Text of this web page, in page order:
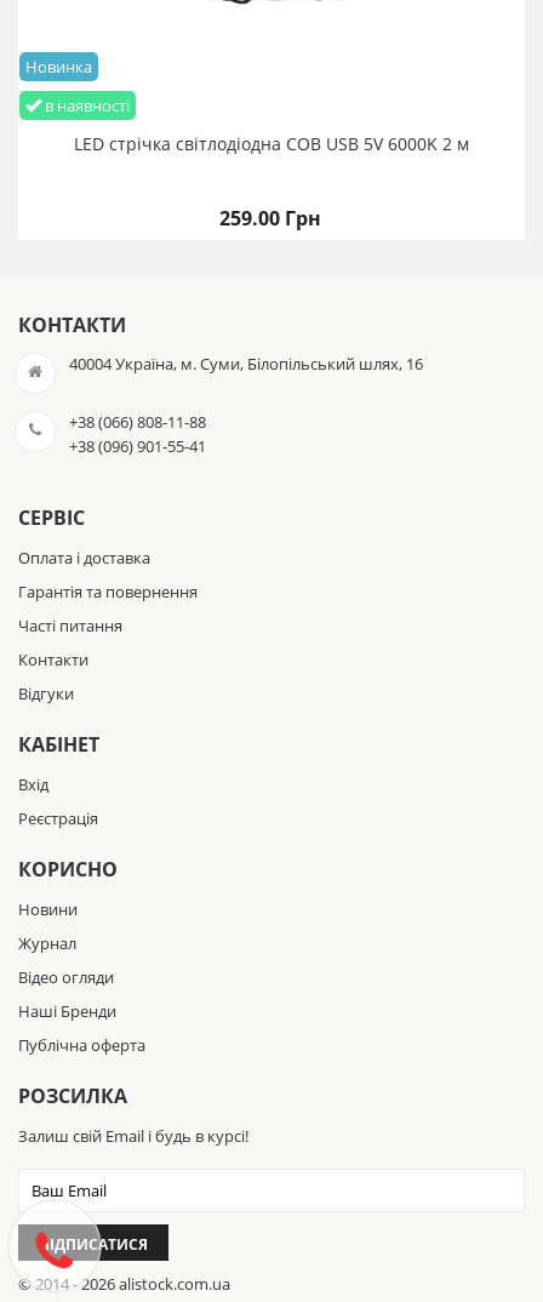
в наявності
Новинка
LED стрічка світлодіодна COB USB 5V 6000K 2 м
259.00 Грн
КОНТАКТИ
40004 Україна, м. Суми, Білопільський шлях, 16
+38 (066) 808-11-88
+38 (096) 901-55-41
СЕРВІС
Оплата і доставка
Гарантія та повернення
Часті питання
Контакти
Відгуки
КАБІНЕТ
Вхід
Реєстрація
КОРИСНО
Новини
Журнал
Відео огляди
Наші Бренди
Публічна оферта
РОЗСИЛКА
Залиш свій Email і будь в курсі!
ПІДПИСАТИСЯ
© 2014 - 2026 alistock.com.ua